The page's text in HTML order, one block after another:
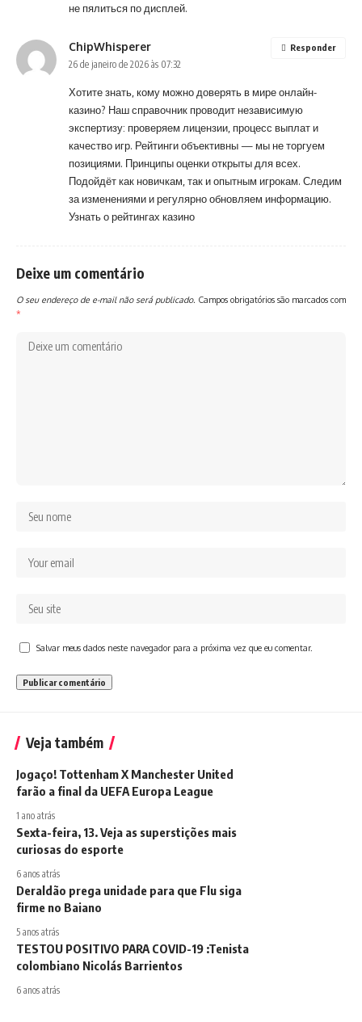
не пялиться по дисплей.
ChipWhisperer
26 de janeiro de 2026 às 07:32
Хотите знать, кому можно доверять в мире онлайн-
казино? Наш справочник проводит независимую
экспертизу: проверяем лицензии, процесс выплат и
качество игр. Рейтинги объективны — мы не торгуем
позициями. Принципы оценки открыты для всех.
Подойдёт как новичкам, так и опытным игрокам. Следим
за изменениями и регулярно обновляем информацию.
Узнать о рейтингах казино
Responder
Deixe um comentário
O seu endereço de e-mail não será publicado. Campos obrigatórios são marcados com
*
Salvar meus dados neste navegador para a próxima vez que eu comentar.
Veja também
Jogaço! Tottenham X Manchester United
farão a final da UEFA Europa League
1 ano atrás
Sexta-feira, 13. Veja as superstições mais
curiosas do esporte
6 anos atrás
Deraldão prega unidade para que Flu siga
firme no Baiano
5 anos atrás
TESTOU POSITIVO PARA COVID-19 :Tenista
colombiano Nicolás Barrientos
6 anos atrás